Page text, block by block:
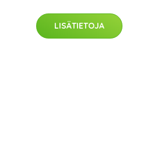
LISÄTIETOJA